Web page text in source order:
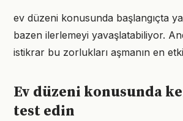
ev düzeni konusunda başlangıçta
bazen ilerlemeyi yavaşlatabiliyor.
istikrar bu zorlukları aşmanın en
Ev düzeni konusunda
test edin